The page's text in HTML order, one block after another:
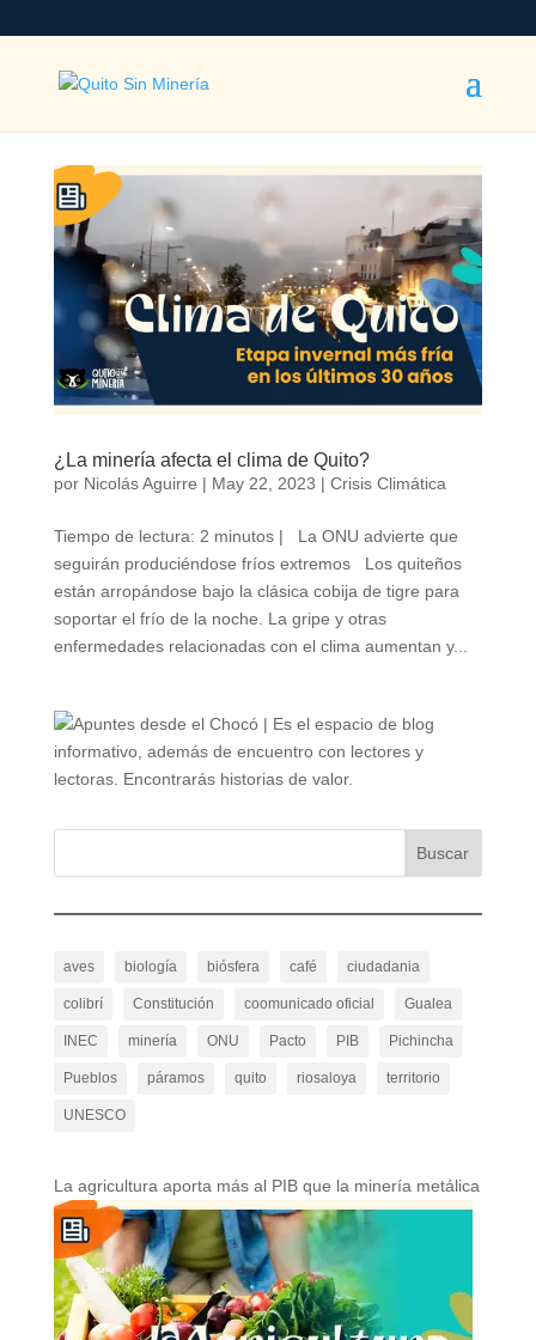
¿La minería afecta el clima de Quito?
por Nicolás Aguirre | May 22, 2023 | Crisis Climática
Tiempo de lectura: 2 minutos | La ONU advierte que
seguirán produciéndose fríos extremos Los quiteños
están arropándose bajo la clásica cobija de tigre para
soportar el frío de la noche. La gripe y otras
enfermedades relacionadas con el clima aumentan y...
aves biología biósfera café ciudadania
colibrí Constitución coomunicado oficial Gualea
INEC minería ONU Pacto PIB Pichincha
Pueblos páramos quito riosaloya territorio
UNESCO
La agricultura aporta más al PIB que la minería metálica